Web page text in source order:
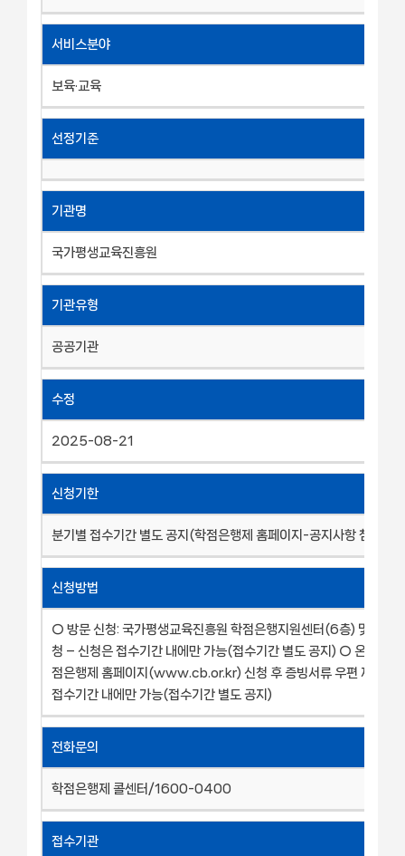
서비스분야
보육·교육
선정기준
기관명
국가평생교육진흥원
기관유형
공공기관
수정
2025-08-21
신청기한
분기별 접수기간 별도 공지(학점은행제 홈페이지-공지사항 참고)
신청방법
○ 방문 신청: 국가평생교육진흥원 학점은행지원센터(6층) 및 각 시,
청 – 신청은 접수기간 내에만 가능(접수기간 별도 공지) ○ 온라인
점은행제 홈페이지(www.cb.or.kr) 신청 후 증빙서류 우편 제출 –
접수기간 내에만 가능(접수기간 별도 공지)
전화문의
학점은행제 콜센터/1600-0400
접수기관